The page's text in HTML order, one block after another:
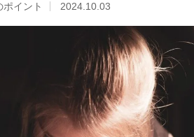
イント 2024.10.03